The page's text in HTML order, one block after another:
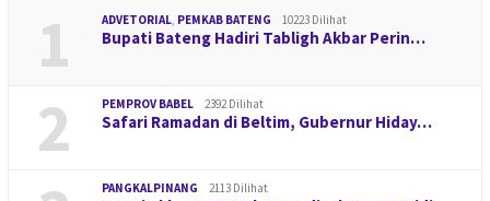
1 ADVETORIAL PEMKAB BATENG 10223 Dilihat
Bupati Bateng Hadiri Tabligh Akbar Perin…
2 PEMPROV BABEL 2392 Dilihat
Safari Ramadan di Beltim, Gubernur Hiday…
PANGKALPINANG 2113 Dilihat